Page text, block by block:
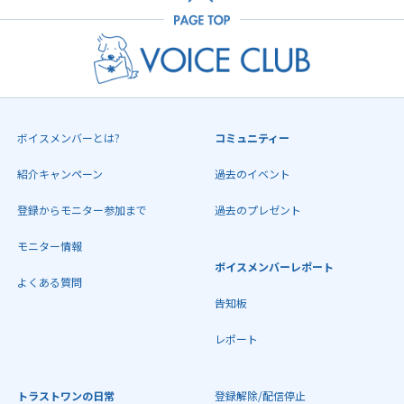
ボイスメンバーとは?
紹介キャンペーン
登録からモニター参加まで
モニター情報
よくある質問
コミュニティー
過去のイベント
過去のプレゼント
ボイスメンバーレポート
告知板
レポート
トラストワンの日常 登録解除/配信停止